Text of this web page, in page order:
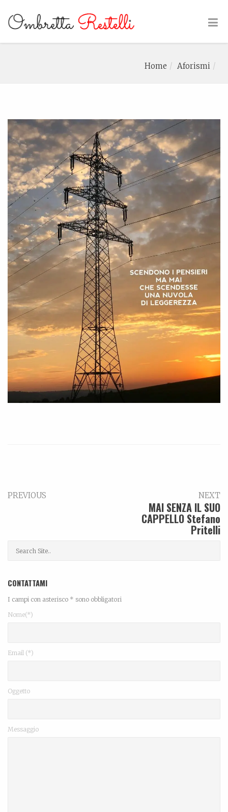
Home Aforismi
PREVIOUS NEXT
MAI SENZA IL SUO
CAPPELLO Stefano
Pritelli
CONTATTAMI
I campi con asterisco * sono obbligatori
Nome(*)
Email (*)
Oggetto
Messaggio